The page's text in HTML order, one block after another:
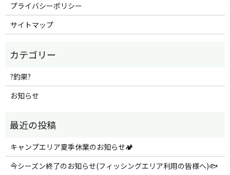
プライバシーポリシー
サイトマップ
?釣果?
お知らせ
キャンプエリア夏季休業のお知らせ🏕️
今シーズン終了のお知らせ(フィッシングエリア利用の皆様へ)🐟